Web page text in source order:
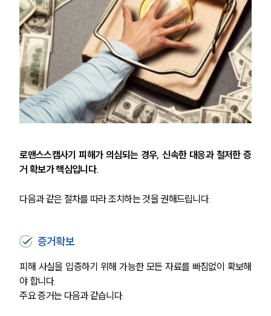
로맨스스캠사기 피해가 의심되는 경우, 신속한 대응과 철저한 증
거 확보가 핵심입니다.
다음과 같은 절차를 따라 조치하는 것을 권해드립니다.
증거확보
피해 사실을 입증하기 위해 가능한 모든 자료를 빠짐없이 확보해
야 합니다.
주요 증거는 다음과 같습니다.